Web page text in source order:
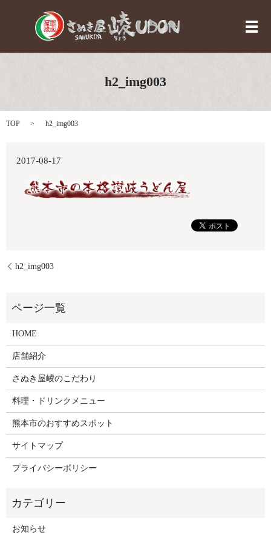
メ
h2_img003
TOP h2_img003
2017-08-17
h2_img003
HOME
店舗紹介
さぬき屋崚のこだわり
料理・ドリンクメニュー
熊本市のおすすめスポット
サイトマップ
プライバシーポリシー
お知らせ